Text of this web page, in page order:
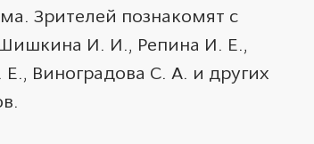
Зрителей познакомят с
И. И., Репина И. Е.,
Е., Виноградова С. А. и других